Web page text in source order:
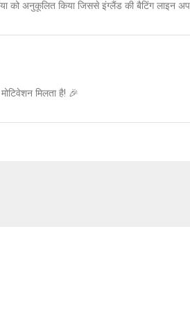
को अनुकूलित किया जिससे इंग्लैंड की बैटिंग लाइन अप
मिलता है! 🎉